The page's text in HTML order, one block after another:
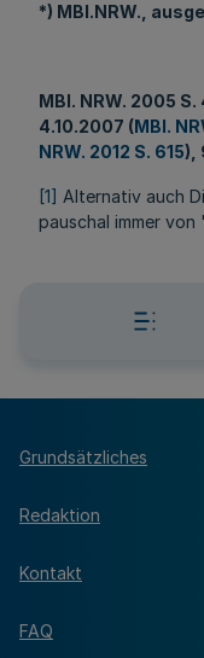
*) MBl.NRW.,
MBl. NRW. 2005
4.10.2007 (MBl.
NRW. 2012 S. 615),
[1] Alternativ auch
pauschal immer
Grundsätzliches
Redaktion
Kontakt
FAQ